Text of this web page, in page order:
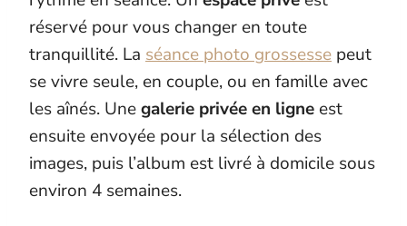
réservé pour vous changer en toute
tranquillité. La séance photo grossesse peut
se vivre seule, en couple, ou en famille avec
les aînés. Unegalerie privée en ligne est
ensuite envoyée pour la sélection des
images, puis l’album est livré à domicile sous
environ 4 semaines.